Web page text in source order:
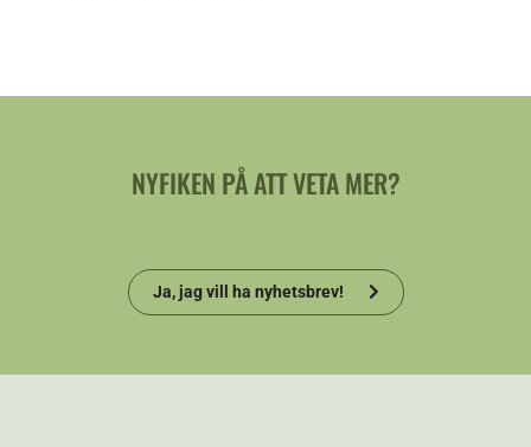
NYFIKEN PÅ ATT VETA MER?
Ja, jag vill ha nyhetsbrev!